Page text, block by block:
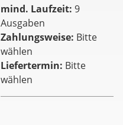
mind. Laufzeit 9
Ausgaben
Zahlungsweise Bitte
wählen
Liefertermin Bitte
wählen